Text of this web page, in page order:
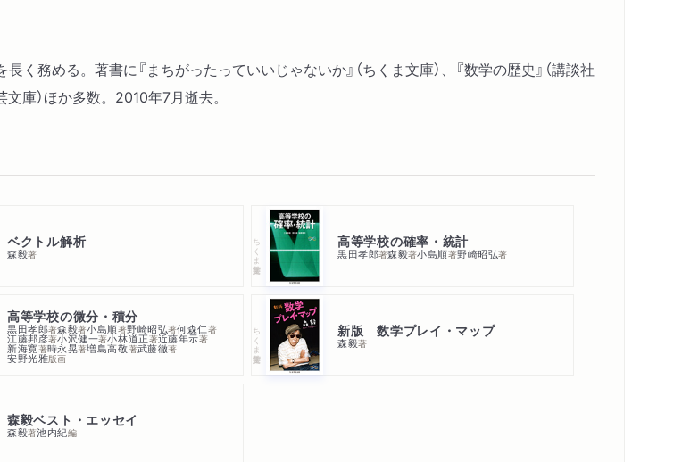
振動
務める。著書に『まちがったっていいじゃないか』（ちくま文庫）、『数学の歴史』（講談社
庫）ほか多数。2010年7月逝去。
ベクトル解析
森毅著 ちくま学芸文庫 高等学校の確率・統計
黒田孝郎著森毅著小島順著野崎昭弘著
高等学校の微分・積分
黒田孝郎著森毅著小島順著野崎昭弘著何森仁著
江藤邦彦著小沢健一著小林道正著近藤年示著
新海寛著時永晃著増島高敬著武藤徹著
安野光雅版画
ちくま学芸文庫 新版 数学プレイ・マップ
森毅著
森毅ベスト・エッセイ
森毅著池内紀編